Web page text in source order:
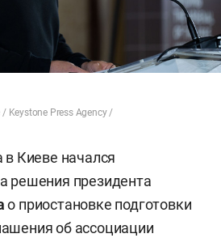
Keystone Press Agency /
в Киеве начался
решения президента
о приостановке подготовки
об ассоциации